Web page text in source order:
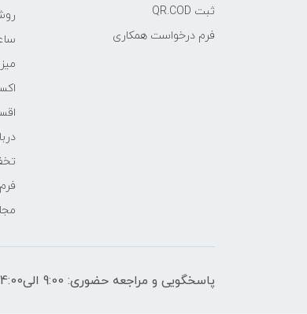
ثبت QR.COD
فرم درخواست همکاری
پاسخگویی و مراجعه حضوری: 9:00 الی14:00 و 16:00 تا 21:00